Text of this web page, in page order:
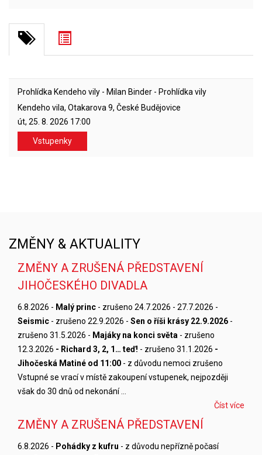
Prohlídka Kendeho vily - Milan Binder - Prohlídka vily
Kendeho vila, Otakarova 9, České Budějovice
út, 25. 8. 2026 17:00
Vstupenky
ZMĚNY & AKTUALITY
ZMĚNY A ZRUŠENÁ PŘEDSTAVENÍ
JIHOČESKÉHO DIVADLA
6.8.2026 - Malý princ - zrušeno 24.7.2026 - 27.7.2026 -
Seismic - zrušeno 22.9.2026 - Sen o říši krásy 22.9.2026 -
zrušeno 31.5.2026 - Majáky na konci světa - zrušeno
12.3.2026 - Richard 3, 2, 1… teď! - zrušeno 31.1.2026 -
Jihočeská Matiné od 11:00 - z důvodu nemoci zrušeno
Vstupné se vrací v místě zakoupení vstupenek, nejpozději
však do 30 dnů od nekonání …
Číst více
ZMĚNY A ZRUŠENÁ PŘEDSTAVENÍ
6.8.2026 - Pohádky z kufru - z důvodu nepřízně počasí